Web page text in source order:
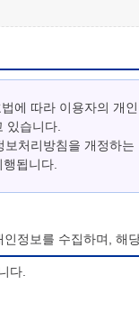
에 따라 이용자의 개
있습니다.
처리방침을 개정하
됩니다.
정보를 수집하며, 해
다.